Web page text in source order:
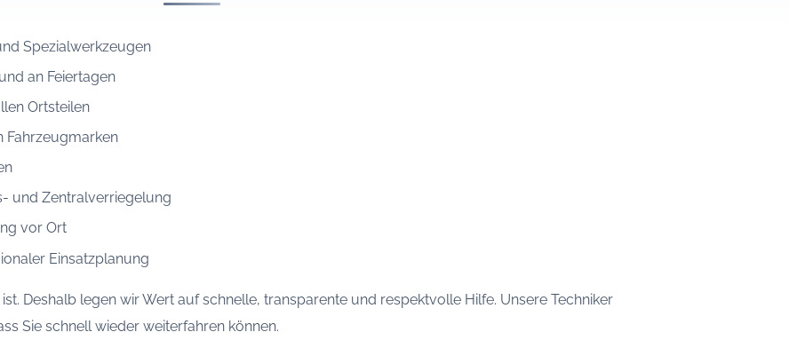
Spezialwerkzeugen
an Feiertagen
Ortsteilen
Fahrzeugmarken
und Zentralverriegelung
vor Ort
Einsatzplanung
Deshalb legen wir Wert auf schnelle, transparente und respektvolle Hilfe. Unsere Techniker
Sie schnell wieder weiterfahren können.